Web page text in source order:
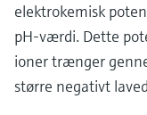
elektrokemisk
pH-værdi. Dette
ioner trænger
større negativt